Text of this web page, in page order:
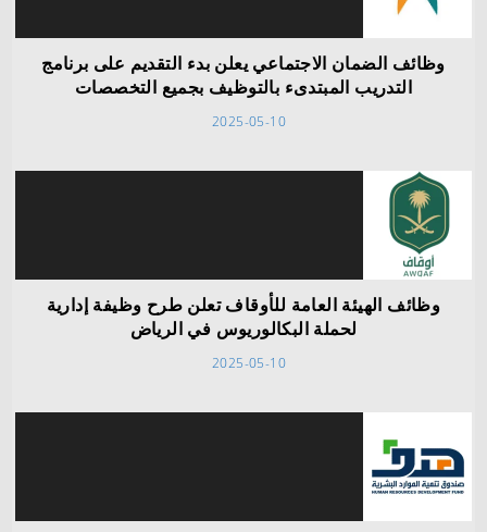
وظائف الضمان الاجتماعي يعلن بدء التقديم على برنامج
التدريب المبتدىء بالتوظيف بجميع التخصصات
2025-05-10
وظائف الهيئة العامة للأوقاف تعلن طرح وظيفة إدارية
لحملة البكالوريوس في الرياض
2025-05-10